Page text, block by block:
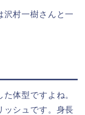
沢村一樹さんと一
体型ですよね。
ッシュです。身長